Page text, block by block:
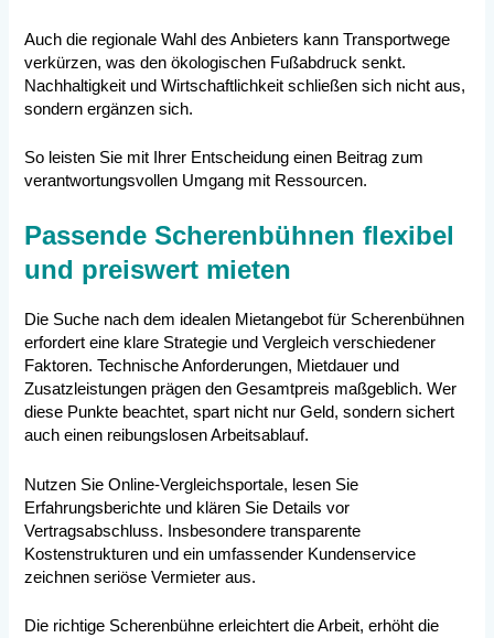
Auch die regionale Wahl des Anbieters kann Transportwege
verkürzen, was den ökologischen Fußabdruck senkt.
Nachhaltigkeit und Wirtschaftlichkeit schließen sich nicht aus,
sondern ergänzen sich.
So leisten Sie mit Ihrer Entscheidung einen Beitrag zum
verantwortungsvollen Umgang mit Ressourcen.
Passende Scherenbühnen flexibel
und preiswert mieten
Die Suche nach dem idealen Mietangebot für Scherenbühnen
erfordert eine klare Strategie und Vergleich verschiedener
Faktoren. Technische Anforderungen, Mietdauer und
Zusatzleistungen prägen den Gesamtpreis maßgeblich. Wer
diese Punkte beachtet, spart nicht nur Geld, sondern sichert
auch einen reibungslosen Arbeitsablauf.
Nutzen Sie Online-Vergleichsportale, lesen Sie
Erfahrungsberichte und klären Sie Details vor
Vertragsabschluss. Insbesondere transparente
Kostenstrukturen und ein umfassender Kundenservice
zeichnen seriöse Vermieter aus.
Die richtige Scherenbühne erleichtert die Arbeit, erhöht die